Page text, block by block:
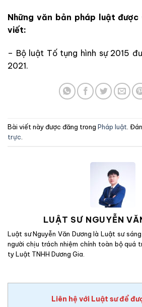
Những văn bản pháp luật
viết:
– Bộ luật Tố tụng hình sự 2015
2021.
Bài viết này được đăng trong Pháp luật.
trực.
LUẬT SƯ NGUYỄN
Luật sư Nguyễn Văn Dương là Luật sư
người chịu trách nhiệm chính toàn bộ quá
ty Luật TNHH Dương Gia.
Liên hệ với Luật sư để